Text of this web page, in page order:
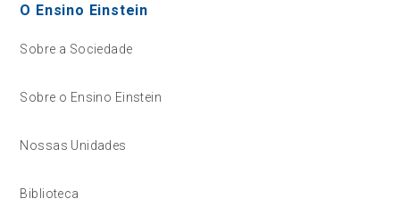
O Ensino Einstein
Sobre a Sociedade
Sobre o Ensino Einstein
Nossas Unidades
Biblioteca